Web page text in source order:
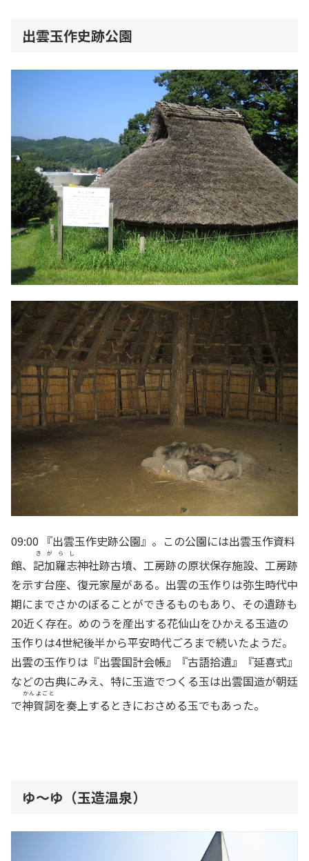
出雲玉作史跡公園
09:00 『出雲玉作史跡公園』。この公園には出雲玉作資料
館、 記加羅志
きがらし
神社跡古墳、工房跡の原状保存施設、工房跡
を示す台座、復元家屋がある。出雲の玉作りは弥生時代中
期にまでさかのぼることができるものもあり、その遺跡も
20近く存在。めのうを産出する花仙山をひかえる玉造の
玉作りは4世紀後半から平安時代ごろまで続いたようだ。
出雲の玉作りは『出雲国計会帳』『古語拾遺』『延喜式』
などの古典にみえ、特に玉造でつくる玉は出雲国造が朝廷
で神賀詞
かんよごと
を奏上するときにおさめる玉でもあった。
ゆ～ゆ（玉造温泉）